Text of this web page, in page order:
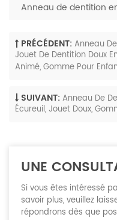
Anneau de dentition
PRÉCÉDENT:Anneau
Jouet De Dentition Doux
Animé, Gomme Pour
SUIVANT:Anneau De
Écureuil, Jouet Doux,
UNE
Si vous êtes intéressé
savoir plus, veuillez
répondrons dès que